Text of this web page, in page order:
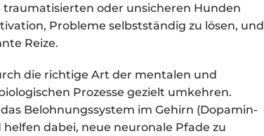
oder unsicheren Hunden
Probleme selbstständig zu lösen, und
Reize.
die richtige Art der mentalen und
Prozesse gezielt umkehren.
Belohnungssystem im Gehirn (Dopamin-
dabei, neue neuronale Pfade zu